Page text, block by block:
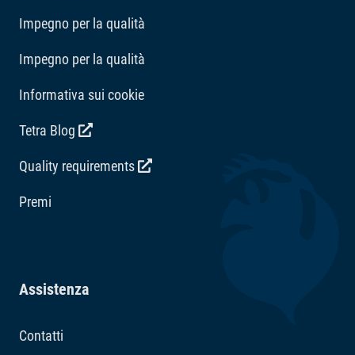
Impegno per la qualità
Impegno per la qualità
Informativa sui cookie
Tetra Blog
Quality requirements
Premi
Assistenza
Contatti